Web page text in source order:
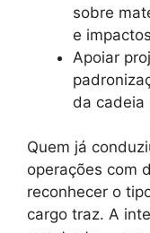
sobre
e
Apoiar
da cadeia
Quem já
operações com
reconhecer o
cargo traz. A